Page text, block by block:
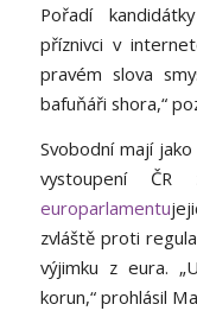
Pořadí
příznivci v
pravém slova
bafuňáři shora,“
Svobodní mají
vystoupení
europarlamentu
zvláště proti
výjimku z eura.
korun,“ prohlásil